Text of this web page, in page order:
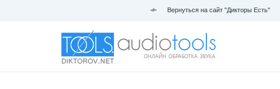
Вернуться на сайт "Дикторы Есть"